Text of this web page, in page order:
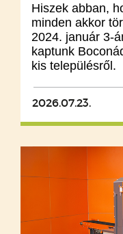
Hiszek abban,
minden akkor
2024. január 3-
kaptunk
kis településről.
2026.07.23.